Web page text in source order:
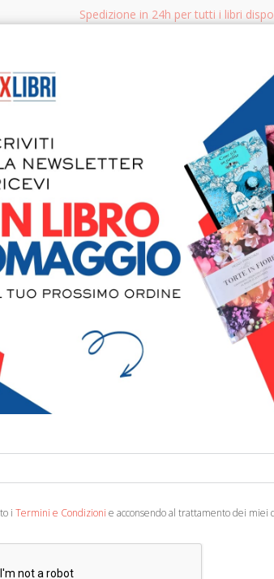
Spedizione in 24h per tutti i libri
LIBRI PER BAMBINI E RAGAZZI MANUALI
i Termini e Condizioni e acconsendo al trattamento dei miei